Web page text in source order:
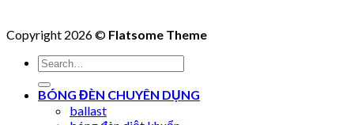
Copyright 2026 © Flatsome Theme
Search
for:
BÓNG ĐÈN CHUYÊN DỤNG
ballast